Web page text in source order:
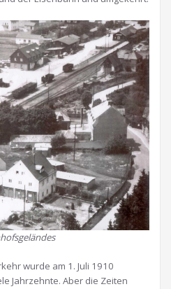
wurde am 1. Juli 1910
Jahrzehnte. Aber die Zeiten